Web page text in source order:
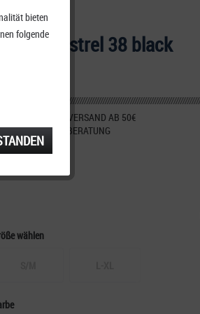
Kestrel 38 black
KOSTENFREIER VERSAND AB 50€
TELEFONISCHE BERATUNG
wählen
bieten
folgende